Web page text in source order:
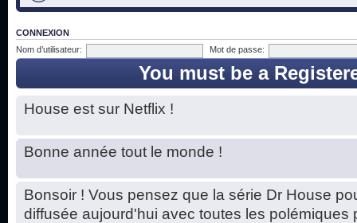
CONNEXION
Nom d’utilisateur:
Mot de passe:
You must be a
House est sur Netflix !
Bonne année tout le monde !
Bonsoir ! Vous pensez que la série Dr House
diffusée aujourd'hui avec toutes les polémiques